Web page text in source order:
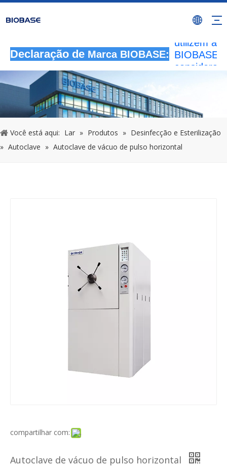
Declaração de Marca BIOBASE:
Todas as
atividades
BIOBASE
Você está aqui: Lar » Produtos » Desinfecção e Esterilização
» Autoclave » Autoclave de vácuo de pulso horizontal
compartilhar com:
Autoclave de vácuo de pulso horizontal